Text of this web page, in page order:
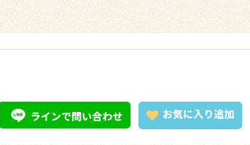
お気に入り追加
ラインで問い合わせ